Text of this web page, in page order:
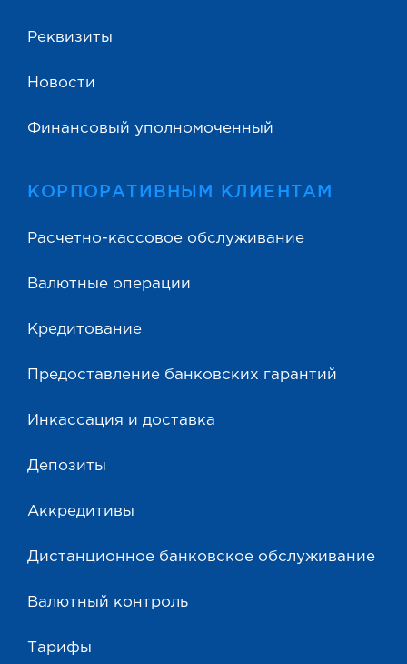
Реквизиты
Новости
Финансовый уполномоченный
КОРПОРАТИВНЫМ КЛИЕНТАМ
Расчетно-кассовое обслуживание
Валютные операции
Кредитование
Предоставление банковских гарантий
Инкассация и доставка
Депозиты
Аккредитивы
Дистанционное банковское обслуживание
Валютный контроль
Тарифы